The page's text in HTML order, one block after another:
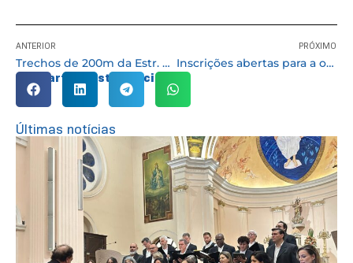
ANTERIOR
Trechos de 200m da Estr. do Atalaia e da Rua Indusquímica passam a ser sentido único
PRÓXIMO
Inscrições abertas para a oficina “Documentários em Vídeo Digital”
Compartilhe esta notícia:
Últimas notícias